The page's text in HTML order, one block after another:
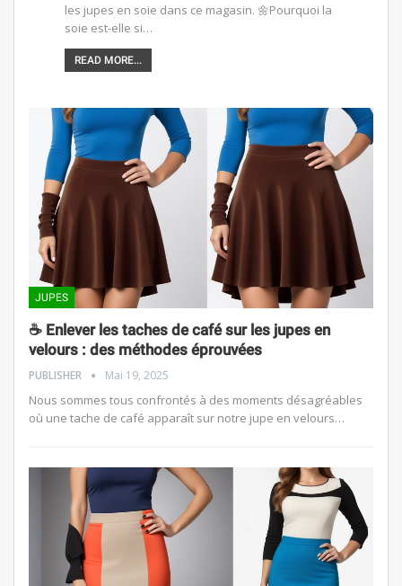
les jupes en soie dans ce magasin. 🌼Pourquoi la
soie est-elle si…
READ MORE...
JUPES
☕ Enlever les taches de café sur les jupes en
velours : des méthodes éprouvées
PUBLISHER Mai 19, 2025
Nous sommes tous confrontés à des moments désagréables
où une tache de café apparaît sur notre jupe en velours…